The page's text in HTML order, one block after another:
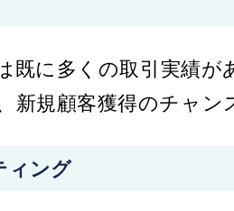
既に多くの取引実績
新規顧客獲得のチャン
ィング